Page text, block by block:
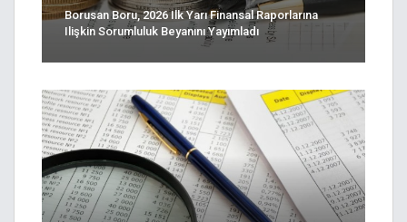
Borusan Boru, 2026 Ilk Yarı Finansal Raporlarına
Ilişkin Sorumluluk Beyanını Yayımladı